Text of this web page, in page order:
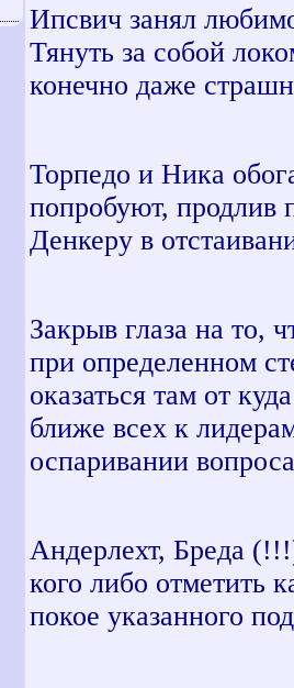
Ипсвич занял
Тянуть за собой
конечно даже
Торпедо и Ника
попробуют, продлив
Денкеру в
Закрыв глаза на то,
при определенном
оказаться там от
ближе всех к
оспаривании
Андерлехт, Бреда
кого либо отметить
покое указанного